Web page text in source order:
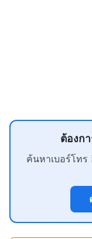
ต้องก
ค้นหาเบอร์โท